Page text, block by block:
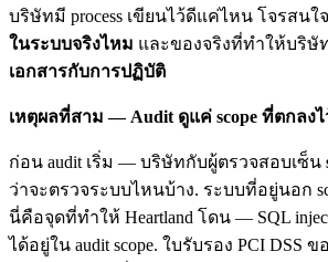
บริษัทมี process เขียนไว้ดีแค่ไหน โจรสนใ
ในระบบจริงไหม และของจริงที่ทำให้บริษั
เอกสารกับการปฏิบัติ
เหตุผลที่สาม — Audit ดูแค่ scope ที่ตกลงไ
ก่อน audit เริ่ม — บริษัทกับผู้ตรวจสอบเซ็น
ว่าจะตรวจระบบไหนบ้าง. ระบบที่อยู่นอก
นี่คือจุดที่ทำให้ Heartland โดน — SQL
ได้อยู่ใน audit scope. ใบรับรอง PCI DSS ข